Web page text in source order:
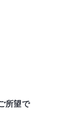
所望で